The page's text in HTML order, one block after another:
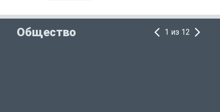
Общество 1 из 12